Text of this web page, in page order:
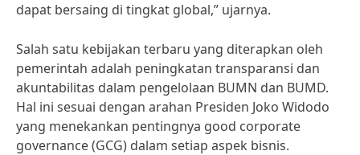
dapat bersaing di tingkat global,” ujarnya.
Salah satu kebijakan terbaru yang diterapkan oleh
pemerintah adalah peningkatan transparansi dan
akuntabilitas dalam pengelolaan BUMN dan BUMD.
Hal ini sesuai dengan arahan Presiden Joko Widodo
yang menekankan pentingnya good corporate
governance (GCG) dalam setiap aspek bisnis.